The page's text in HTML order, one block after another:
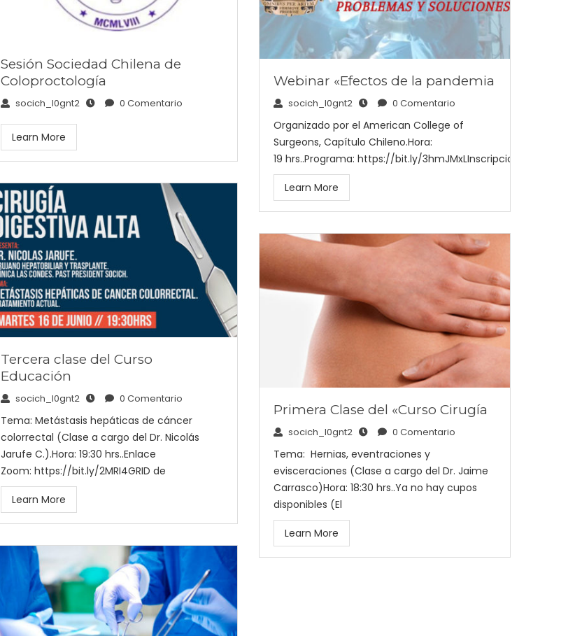
Sesión Sociedad Chilena de
Coloproctología
socich_l0gnt2 0 Comentario
Learn More
Webinar «Efectos de la pandemia
socich_l0gnt2 0 Comentario
Organizado por el American College of
Surgeons, Capítulo Chileno.Hora:
19 hrs..Programa: https://bit.ly/3hmJMxLInscripciones: https://
Learn More
Tercera clase del Curso
Educación
socich_l0gnt2 0 Comentario
Tema: Metástasis hepáticas de cáncer
colorrectal (Clase a cargo del Dr. Nicolás
Jarufe C.).Hora: 19:30 hrs..Enlace
Zoom: https://bit.ly/2MRI4GRID de
Learn More
Primera Clase del «Curso Cirugía
socich_l0gnt2 0 Comentario
Tema: Hernias, eventraciones y
evisceraciones (Clase a cargo del Dr. Jaime
Carrasco)Hora: 18:30 hrs..Ya no hay cupos
disponibles (El
Learn More